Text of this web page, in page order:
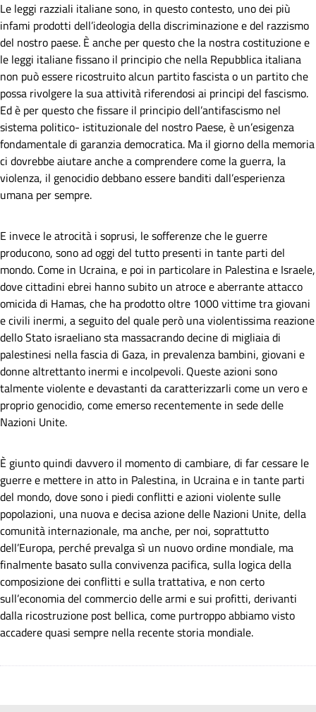
Le leggi razziali italiane sono, in questo contesto, uno dei più
infami prodotti dell’ideologia della discriminazione e del razzismo
del nostro paese. È anche per questo che la nostra costituzione e
le leggi italiane fissano il principio che nella Repubblica italiana
non può essere ricostruito alcun partito fascista o un partito che
possa rivolgere la sua attività riferendosi ai principi del fascismo.
Ed è per questo che fissare il principio dell’antifascismo nel
sistema politico- istituzionale del nostro Paese, è un’esigenza
fondamentale di garanzia democratica. Ma il giorno della memoria
ci dovrebbe aiutare anche a comprendere come la guerra, la
violenza, il genocidio debbano essere banditi dall’esperienza
umana per sempre.
E invece le atrocità i soprusi, le sofferenze che le guerre
producono, sono ad oggi del tutto presenti in tante parti del
mondo. Come in Ucraina, e poi in particolare in Palestina e Israele,
dove cittadini ebrei hanno subito un atroce e aberrante attacco
omicida di Hamas, che ha prodotto oltre 1000 vittime tra giovani
e civili inermi, a seguito del quale però una violentissima reazione
dello Stato israeliano sta massacrando decine di migliaia di
palestinesi nella fascia di Gaza, in prevalenza bambini, giovani e
donne altrettanto inermi e incolpevoli. Queste azioni sono
talmente violente e devastanti da caratterizzarli come un vero e
proprio genocidio, come emerso recentemente in sede delle
Nazioni Unite.
È giunto quindi davvero il momento di cambiare, di far cessare le
guerre e mettere in atto in Palestina, in Ucraina e in tante parti
del mondo, dove sono i piedi conflitti e azioni violente sulle
popolazioni, una nuova e decisa azione delle Nazioni Unite, della
comunità internazionale, ma anche, per noi, soprattutto
dell’Europa, perché prevalga sì un nuovo ordine mondiale, ma
finalmente basato sulla convivenza pacifica, sulla logica della
composizione dei conflitti e sulla trattativa, e non certo
sull’economia del commercio delle armi e sui profitti, derivanti
dalla ricostruzione post bellica, come purtroppo abbiamo visto
accadere quasi sempre nella recente storia mondiale.